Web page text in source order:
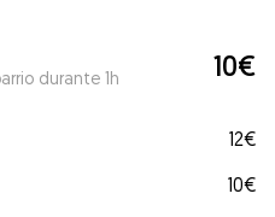
durante 1h 10€
12€
10€